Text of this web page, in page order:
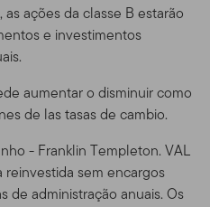
as ações da classe B estarão
e investimentos
aumentar o disminuir como
de las tasas de cambio.
- Franklin Templeton. VAL
reinvestida sem encargos
de administração anuais. Os
aplicar esses Termos de
em nenhum caso a
por quaisquer
resultado de nossas
Marca